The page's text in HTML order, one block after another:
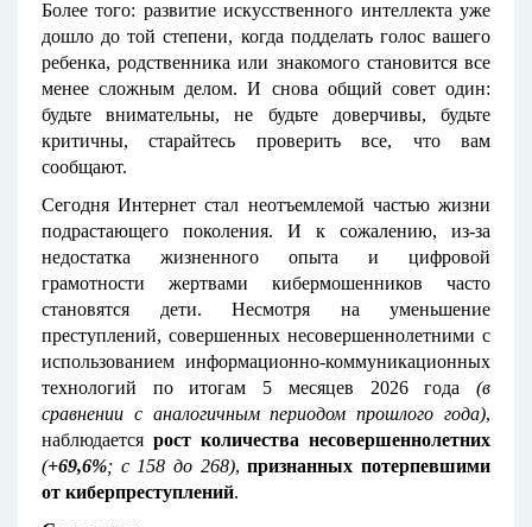
Более того: развитие искусственного интеллекта уже
дошло до той степени, когда подделать голос вашего
ребенка, родственника или знакомого становится все
менее сложным делом. И снова общий совет один:
будьте внимательны, не будьте доверчивы, будьте
критичны, старайтесь проверить все, что вам
сообщают.
Сегодня Интернет стал неотъемлемой частью жизни
подрастающего поколения. И к сожалению, из-за
недостатка жизненного опыта и цифровой
грамотности жертвами кибермошенников часто
становятся дети. Несмотря на уменьшение
преступлений, совершенных несовершеннолетними с
использованием информационно-коммуникационных
технологий по итогам 5 месяцев 2026 года (в
сравнении с аналогичным периодом прошлого года),
наблюдается рост количества несовершеннолетних
(+69,6%; с 158 до 268),признанных потерпевшими
от киберпреступлений.